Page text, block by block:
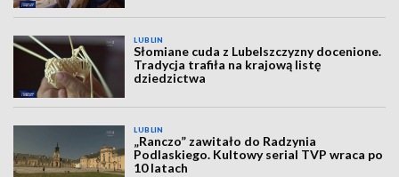
LUBLIN
Słomiane cuda z Lubelszczyzny docenione.
Tradycja trafiła na krajową listę
dziedzictwa
LUBLIN
„Ranczo” zawitało do Radzynia
Podlaskiego. Kultowy serial TVP wraca po
10 latach